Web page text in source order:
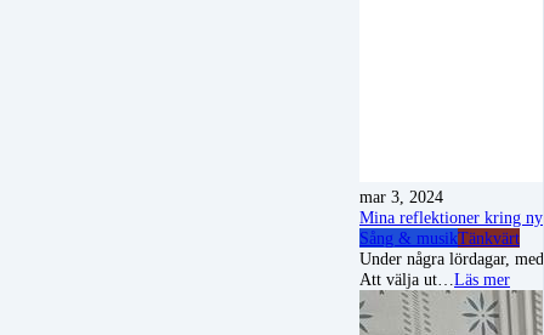
mar 3, 2024
Mina reflektioner kring
Sång & musikTänkvärt
Under några lördagar,
Att välja ut… Läs mer